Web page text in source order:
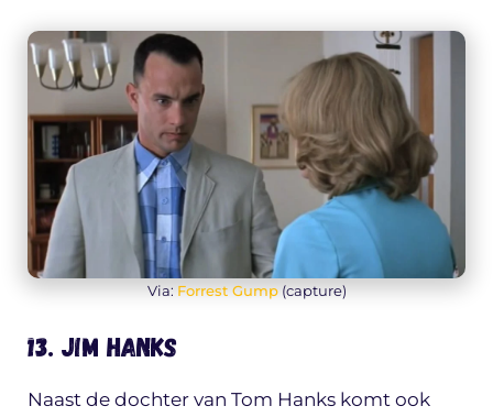
Via: Forrest Gump(capture)
13. Jim Hanks
Naast de dochter van Tom Hanks komt ook